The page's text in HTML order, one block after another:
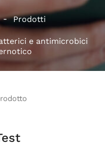
Prodotti
e antimicrobici